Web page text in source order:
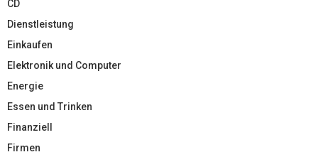
CD
Dienstleistung
Einkaufen
Elektronik und Computer
Energie
Essen und Trinken
Finanziell
Firmen